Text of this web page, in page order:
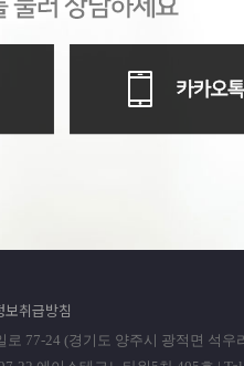
보취급방침
77-24 (경기도 양주시 광적면 석우